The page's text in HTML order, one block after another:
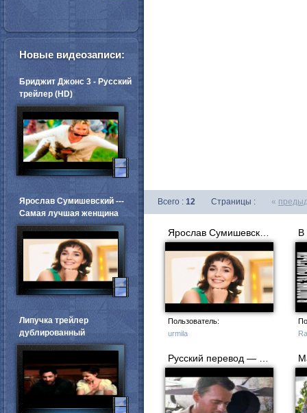
Всего : 12 Страницы : «
Пользователь:
urmila
Новые видеозаписи:
Бриджит Джонс 3 - Русский
трейлер (HD)
Ярослав Сумишевский ---
Самая лучшая женщина
Липучка трейлер
дублированный